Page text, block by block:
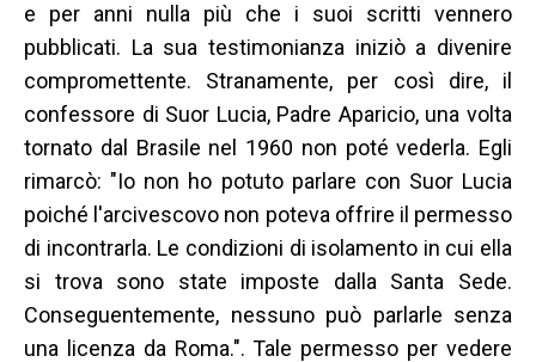
e per anni nulla più che i suoi scritti vennero
pubblicati. La sua testimonianza iniziò a divenire
compromettente. Stranamente, per così dire, il
confessore di Suor Lucia, Padre Aparicio, una volta
tornato dal Brasile nel 1960 non poté vederla. Egli
rimarcò: "Io non ho potuto parlare con Suor Lucia
poiché l'arcivescovo non poteva offrire il permesso
di incontrarla. Le condizioni di isolamento in cui ella
si trova sono state imposte dalla Santa Sede.
Conseguentemente, nessuno può parlarle senza
una licenza da Roma.". Tale permesso per vedere